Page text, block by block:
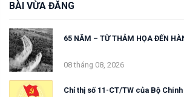
BÀI VỪA ĐĂNG
65 NĂM – TỪ THẢM HỌA ĐẾN
08 tháng 08, 2026
Chỉ thị số 11-CT/TW của Bộ